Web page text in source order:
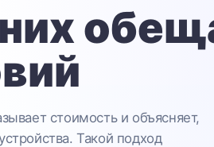
стоимость и объясняет,
Такой подход